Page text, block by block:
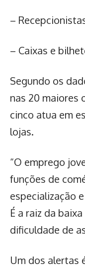
–
– Caixas e
Segundo os
nas 20 maiores
cinco atua em
lojas.
“O emprego
funções de
especialização
É a raiz da
dificuldade de
Um dos alertas